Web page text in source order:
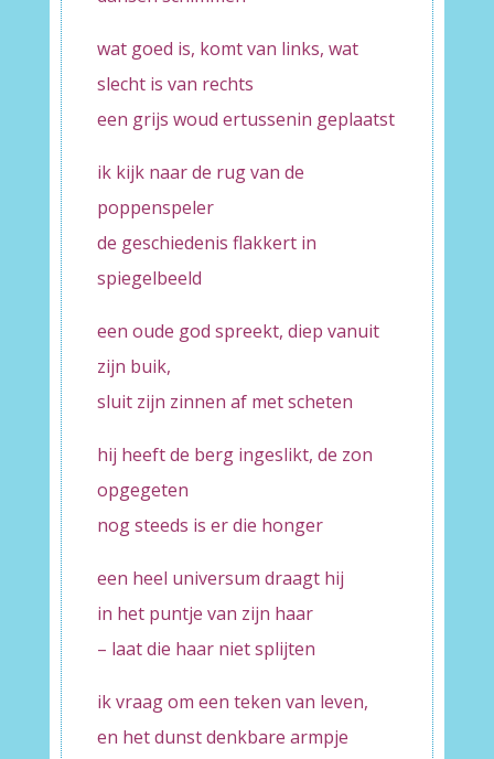
wat goed is, komt van links, wat
slecht is van rechts
een grijs woud ertussenin geplaatst
ik kijk naar de rug van de
poppenspeler
de geschiedenis flakkert in
spiegelbeeld
een oude god spreekt, diep vanuit
zijn buik,
sluit zijn zinnen af met scheten
hij heeft de berg ingeslikt, de zon
opgegeten
nog steeds is er die honger
een heel universum draagt hij
in het puntje van zijn haar
– laat die haar niet splijten
ik vraag om een teken van leven,
en het dunst denkbare armpje